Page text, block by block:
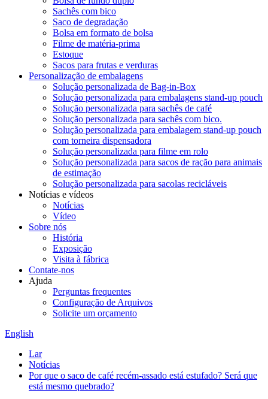
Sachês com bico
Saco de degradação
Bolsa em formato de bolsa
Filme de matéria-prima
Estoque
Sacos para frutas e verduras
Personalização de embalagens
Solução personalizada de Bag-in-Box
Solução personalizada para embalagens stand-up pouch
Solução personalizada para sachês de café
Solução personalizada para sachês com bico.
Solução personalizada para embalagem stand-up pouch
com torneira dispensadora
Solução personalizada para filme em rolo
Solução personalizada para sacos de ração para animais
de estimação
Solução personalizada para sacolas recicláveis
Notícias e vídeos
Notícias
Vídeo
Sobre nós
História
Exposição
Visita à fábrica
Contate-nos
Ajuda
Perguntas frequentes
Configuração de Arquivos
Solicite um orçamento
English
Lar
Notícias
Por que o saco de café recém-assado está estufado? Será que
está mesmo quebrado?